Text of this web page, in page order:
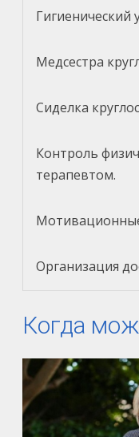
Гигиенический
Медсестра
Сиделка
Контроль
терапевтом.
Организация
Когда